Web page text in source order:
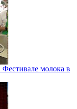
молока в